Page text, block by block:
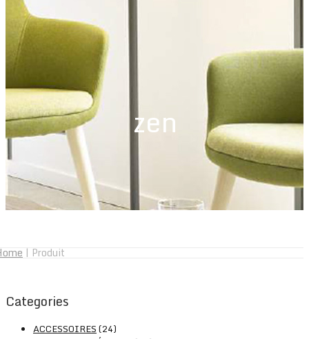
zen
| Produit
Categories
ACCESSOIRES(24)